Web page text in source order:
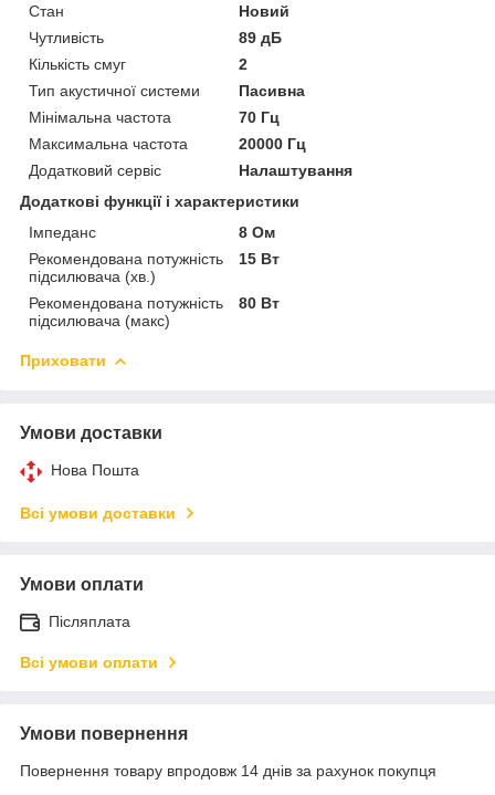
Стан
Новий
Чутливість
89 дБ
Кількість смуг
2
Тип акустичної системи
Пасивна
Мінімальна частота
70 Гц
Максимальна частота
20000 Гц
Додатковий сервіс
Налаштування
Додаткові функції і характеристики
Імпеданс
8 Ом
Рекомендована потужність
підсилювача (хв.)
15 Вт
Рекомендована потужність
підсилювача (макс)
80 Вт
Приховати
Умови доставки
Нова Пошта
Всі умови доставки
Умови оплати
Післяплата
Всі умови оплати
Умови повернення
Повернення товару впродовж 14 днів за рахунок покупця